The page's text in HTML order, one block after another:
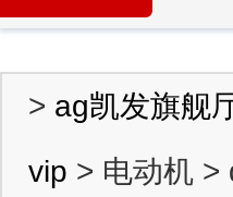
> ag凯发旗舰
vip > 电动机 >